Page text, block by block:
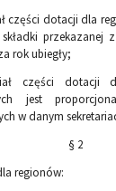
części dotacji dla
rok ubiegły;
części dotacji
jest
w danym
§ 2
regionów: